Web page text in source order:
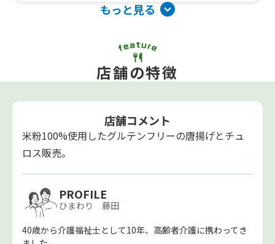
もっと見る
店舗の特徴
店舗コメント
米粉100%使用したグルテンフリーの唐揚げとチュ
ロス販売。
PROFILE
ひまわり 藤田
40歳から介護福祉士として10年、高齢者介護に携わってき